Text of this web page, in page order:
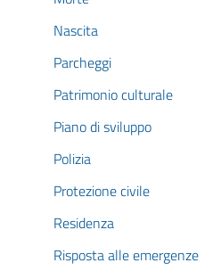
Nascita
Parcheggi
Patrimonio culturale
Piano di sviluppo
Polizia
Protezione civile
Residenza
Risposta alle emergenze